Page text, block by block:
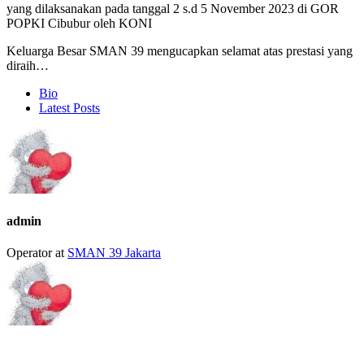
yang dilaksanakan pada tanggal 2 s.d 5 November 2023 di GOR
POPKI Cibubur oleh KONI
Keluarga Besar SMAN 39 mengucapkan selamat atas prestasi yang
diraih…
following
tabs
change
content
below.
Bio
Latest Posts
admin
Operatorat SMAN 39 Jakarta